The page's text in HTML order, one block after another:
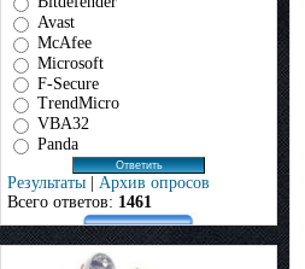
Avast
McAfee
Microsoft
F-Secure
TrendMicro
VBA32
Panda
Результаты | Архив опросов
Всего ответов: 1461